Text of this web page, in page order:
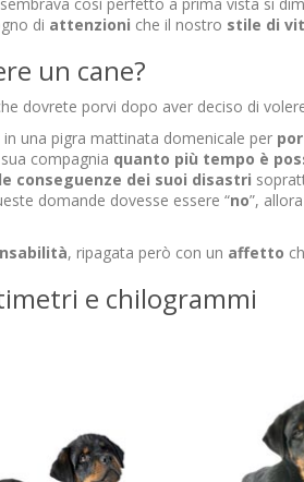
di attenzioni che il nostro stile di
un cane?
dovrete porvi dopo aver deciso di
in una pigra mattinata domenicale per
compagnia quanto più tempo è
le conseguenze dei suoi disastri
domande dovesse essere “no”, allora
, ripagata però con un affetto
e chilogrammi